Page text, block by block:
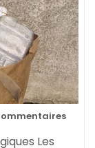
Les